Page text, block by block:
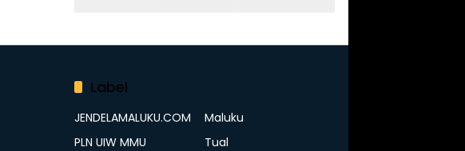
Label
JENDELAMALUKU.COM
Maluku
PLN UIW MMU
Tual